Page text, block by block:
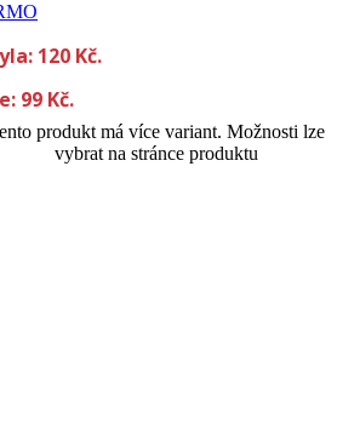
120 Kč.
99 Kč.
produkt má více variant. Možnosti lze
vybrat na stránce produktu